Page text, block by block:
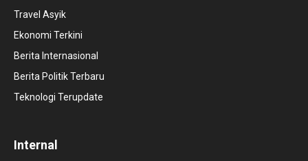
Travel Asyik
Ekonomi Terkini
Berita Internasional
Berita Politik Terbaru
Teknologi Terupdate
Internal